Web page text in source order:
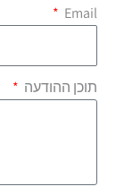
Email
תוכן ההודעה